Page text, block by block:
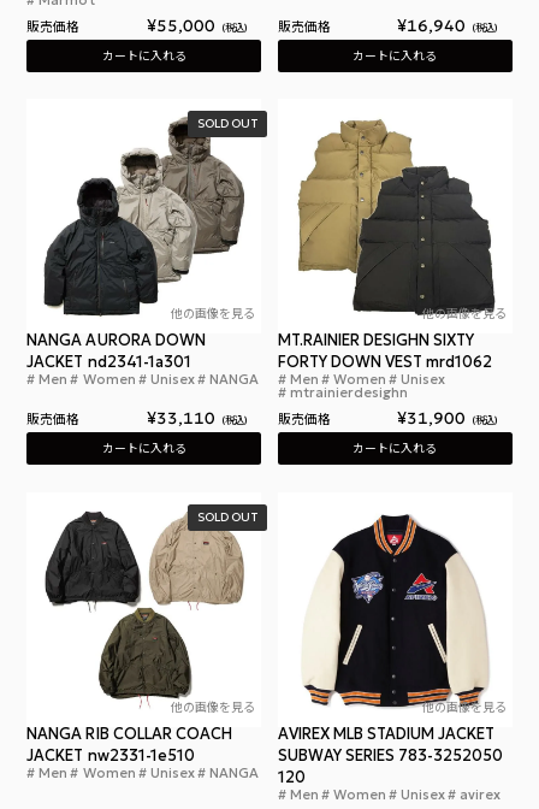
販売価格 ¥55,000 税込
カートに入れる
販売価格 ¥16,940 税込
カートに入れる
他の画像を見る
ナンガ オーロラ ダウンジャケット 防水 耐水 オー
NANGA AURORA DOWN
JACKET nd2341-1a301
Men Women Unisex NANGA
販売価格 ¥33,110 税込
SOLD OUT
カートに入れる
他の画像を見る
MT.RAINIER DESIGHN SIXTY
FORTY DOWN VEST mrd1062
Men Women Unisex
mtrainierdesighn
販売価格 ¥31,900 税込
カートに入れる
他の画像を見る
ナンガ リブカラー コーチ ジャケット メンズ JKT
NANGA RIB COLLAR COACH
JACKET nw2331-1e510
Men Women Unisex NANGA
SOLD OUT
他の画像を見る
AVIREX MLB STADIUM JACKET
SUBWAY SERIES 783-3252050
120
Men Women Unisex avirex